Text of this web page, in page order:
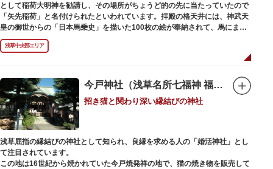
として稲荷大明神を勧請し、その場所がちょうど的の先に当たっていたので
「矢先稲荷」と名付けられたといわれています。拝殿の格天井には、神武天
皇の御世からの「日本馬乗史」を描いた100枚の絵が奉納されて、馬にまつ
わる歴史が一目瞭然に理解できます。
浅草中央部エリア
今戸神社（浅草名所七福神 福禄寿）
招き猫と関わり深い縁結びの神社
浅草屈指の縁結びの神社として知られ、良縁を求める人の「婚活神社」とし
て注目されています。
この地は16世紀から焼かれていた今戸焼発祥の地で、猫の焼き物を販売して